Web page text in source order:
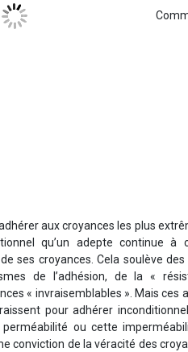
aux croyances les plus
qu’un adepte continue
ses croyances. Cela soulève
de l’adhésion, de la «
« invraisemblables ». Mais ces
pour adhérer
ou cette
conviction de la véracité des